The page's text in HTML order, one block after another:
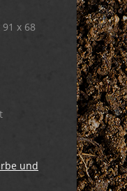
91 x 68
und